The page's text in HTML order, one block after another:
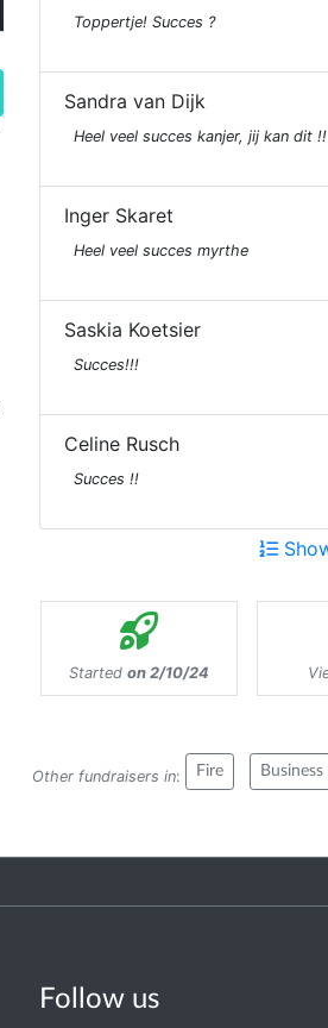
Toppertje! Succes ?
Sandra van Dijk
Heel veel succes kanjer, jij kan dit !!
Inger Skaret
Heel veel succes myrthe
Saskia Koetsier
Succes!!!
Celine Rusch
Succes !!
Started on 2/10/24
Other fundraisers in: Fire Business
Follow us